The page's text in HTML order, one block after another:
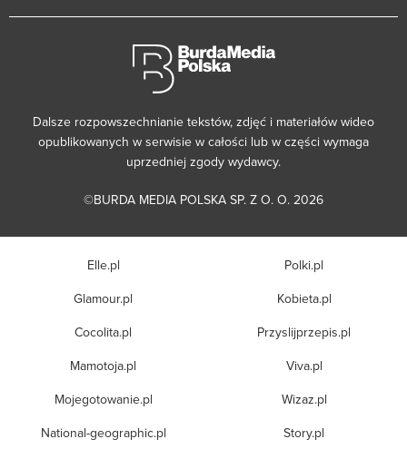
Dalsze rozpowszechnianie tekstów, zdjęć i materiałów wideo
opublikowanych w serwisie w całości lub w części wymaga
uprzedniej zgody wydawcy.
©BURDA MEDIA POLSKA SP. Z O. O. 2026
Elle.pl
Glamour.pl
Cocolita.pl
Mamotoja.pl
Mojegotowanie.pl
National-geographic.pl
Polki.pl
Kobieta.pl
Przyslijprzepis.pl
Viva.pl
Wizaz.pl
Story.pl